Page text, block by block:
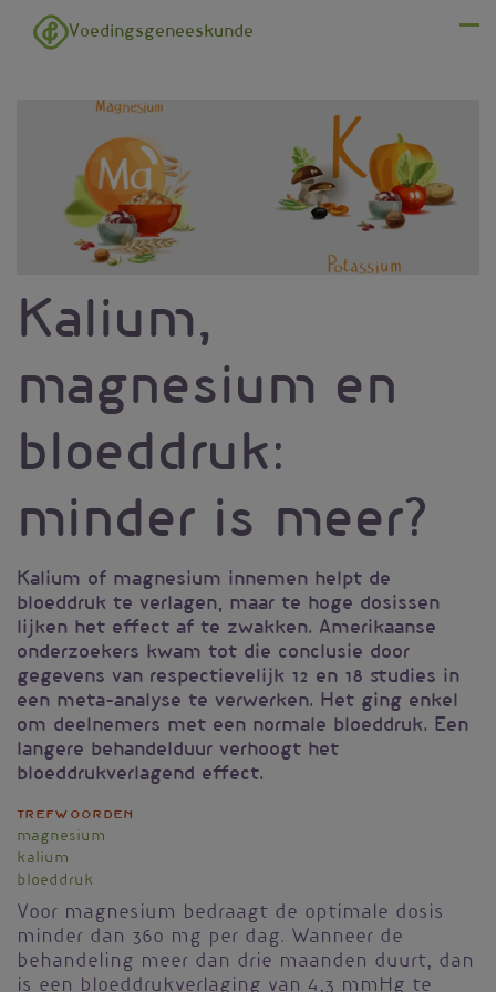
Overslaan en naar de inhoud gaan
Voedingsgeneeskunde
Kalium,
magnesium en
bloeddruk:
minder is meer?
Kalium of magnesium innemen helpt de
bloeddruk te verlagen, maar te hoge dosissen
lijken het effect af te zwakken. Amerikaanse
onderzoekers kwam tot die conclusie door
gegevens van respectievelijk 12 en 18 studies in
een meta-analyse te verwerken. Het ging enkel
om deelnemers met een normale bloeddruk. Een
langere behandelduur verhoogt het
bloeddrukverlagend effect.
Trefwoorden
magnesium
kalium
bloeddruk
Voor magnesium bedraagt de optimale dosis
minder dan 360 mg per dag. Wanneer de
behandeling meer dan drie maanden duurt, dan
is een bloeddrukverlaging van 4,3 mmHg te